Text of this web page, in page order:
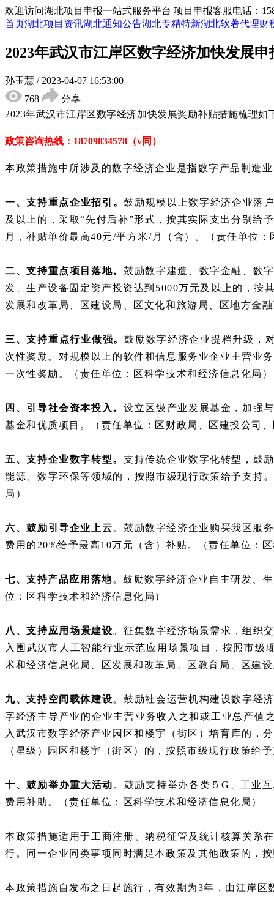
欢迎访问湖北项目申报一站式服务平台 项目申报客服电话：
首页湖北项目资讯湖北通知公告湖北专精特新湖北软著代理财
2023年武汉市江岸区数字经济加快发展
孙玉慧 / 2023-04-07 16:53:00
768
分享
2023年武汉市江岸区数字经济加快发展奖励补贴措施梳理如
政策咨询热线： 18709834578（v同）
本政策措施中所涉及的数字经济企业是指数字产品制造
一、支持重点企业招引。鼓励规模以上数字经济企业落
及以上的，采取“先付后补”形式，按其实际支出分别给
月，补贴单价最高40元/平方米/月（含）。（责任单位
二、支持重点项目落地。鼓励数字建造、数字金融、数
发、生产设备固定资产投资达到 5000万元及以上的，按
发展和改革局、区建设局、区文化和旅游局、区地方金
三、支持重点行业做强。鼓励数字经济企业提档升级，
次性奖励。对规模以上的软件和信息服务业企业主营业
一次性奖励。（责任单位：区科学技术和经济信息化局）
四、引导社会资本投入。设立区级产业发展基金，加强
基金和优质项目。（责任单位：区财政局、区建投公司
五、支持企业数字转型。支持传统企业数字化转型，鼓
能源、数字环保等领域的，按照市级现行政策给予支持
局）
六、鼓励引导企业上云。鼓励数字经济企业购买我区服
费用的20%给予最高10万元（含）补贴。（责任单位：
七、支持产品应用落地。鼓励数字经济企业自主研发、
位：区科学技术和经济信息化局）
八、支持应用场景建设。征集数字经济场景需求，组织
入围武汉市人工智能行业示范应用场景项目，按照市
术和经济信息化局、区发展和改革局、区教育局、区建
九、支持空间载体建设。鼓励社会运营机构建设数字经
字经济主导产业的企业主营业务收入之和或工业总产值
入武汉市数字经济产业园区和楼宇（街区）培育库的，
（星级）园区和楼宇（街区）的，按照市级现行政策给
十、鼓励举办重大活动 。鼓励支持举办各类５G、工业
费用补助。（责任单位：区科学技术和经济信息化局）
本政策措施适用于工商注册、纳税征管及统计核算关系
行。同一企业同类事项同时满足本政策及其他政策的，
本政策措施自发布之日起施行，有效期为3年，由江岸区